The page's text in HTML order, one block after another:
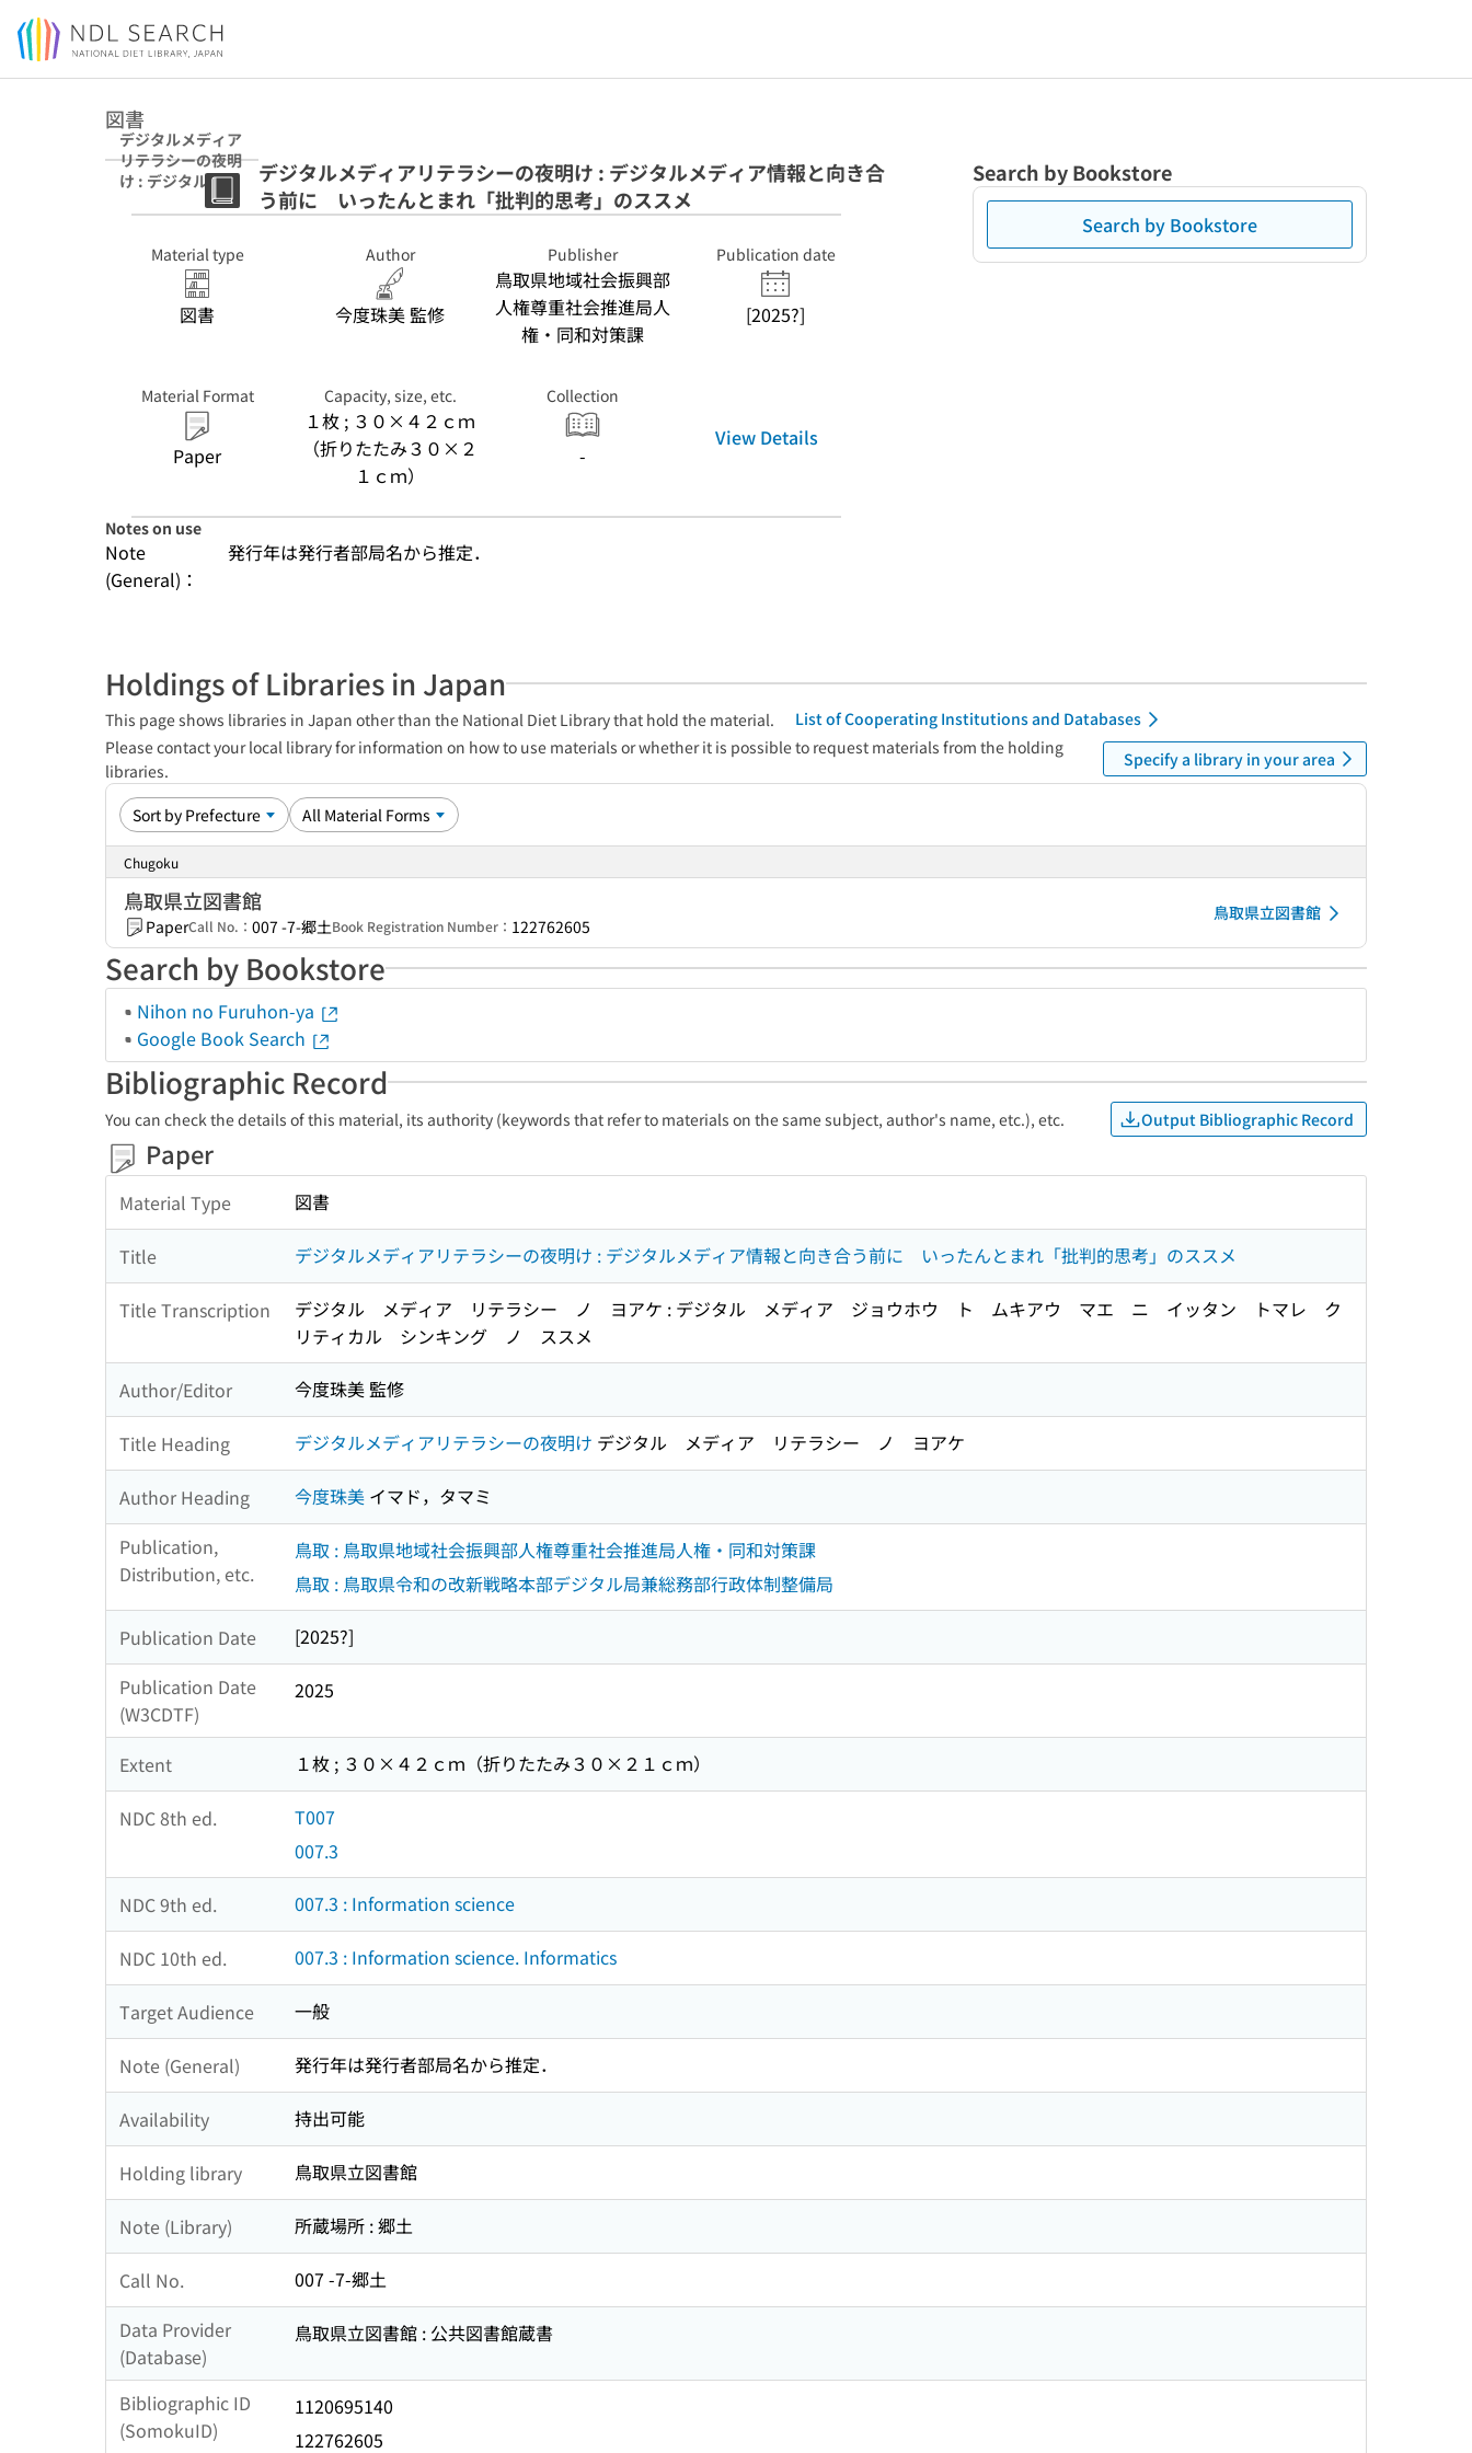
Jump to main content
図書
デジタルメディア
リテラシーの夜明
け : デジタルメデ
ィア情報と向き合
う前に いったん
考」のススメ
デジタルメディアリテラシーの夜明け : デジタルメディア情報と向き合
う前に いったんとまれ「批判的思考」のススメ
Material type
図書
Author
今度珠美 監修
Publisher
鳥取県地域社会振興部
人権尊重社会推進局人
権・同和対策課
Publication date
[2025?]
Material Format
Paper
Capacity, size, etc.
１枚 ; ３０×４２ｃｍ
（折りたたみ３０×２
１ｃｍ）
Collection
-
View Details
Notes on use
Note
(General)：
発行年は発行者部局名から推定．
Search by Bookstore
Search by Bookstore
Holdings of Libraries in Japan
This page shows libraries in Japan other than the National Diet Library that hold the material.
List of Cooperating Institutions and Databases
Please contact your local library for information on how to use materials or whether it is possible to request materials from the holding
libraries.
Specify a library in your area
Chugoku
鳥取県立図書館
PaperCall No.： 007 -7-郷土Book Registration Number： 122762605
鳥取県立図書館
Search by Bookstore
Nihon no Furuhon-ya
Google Book Search
Bibliographic Record
You can check the details of this material, its authority (keywords that refer to materials on the same subject, author's name, etc.), etc. Output Bibliographic Record
Paper
Material Type 図書
Title デジタルメディアリテラシーの夜明け : デジタルメディア情報と向き合う前に いったんとまれ「批判的思考」のススメ
Title Transcription
デジタル メディア リテラシー ノ ヨアケ : デジタル メディア ジョウホウ ト ムキアウ マエ ニ イッタン トマレ ク
リティカル シンキング ノ ススメ
Author/Editor 今度珠美 監修
Title Heading デジタルメディアリテラシーの夜明け デジタル メディア リテラシー ノ ヨアケ
Author Heading 今度珠美 イマド，タマミ
Publication,
Distribution, etc.
鳥取 : 鳥取県地域社会振興部人権尊重社会推進局人権・同和対策課
鳥取 : 鳥取県令和の改新戦略本部デジタル局兼総務部行政体制整備局
Publication Date
[2025?]
Publication Date
(W3CDTF)
2025
Extent １枚 ; ３０×４２ｃｍ（折りたたみ３０×２１ｃｍ）
NDC 8th ed.
T007
007.3
NDC 9th ed. 007.3 : Information science
NDC 10th ed. 007.3 : Information science. Informatics
Target Audience 一般
Note (General) 発行年は発行者部局名から推定．
Availability 持出可能
Holding library 鳥取県立図書館
Note (Library) 所蔵場所 : 郷土
Call No.
007 -7-郷土
Data Provider
(Database)
鳥取県立図書館 : 公共図書館蔵書
Bibliographic ID
(SomokuID)
1120695140
122762605